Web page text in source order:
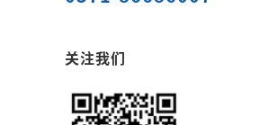
关注我们